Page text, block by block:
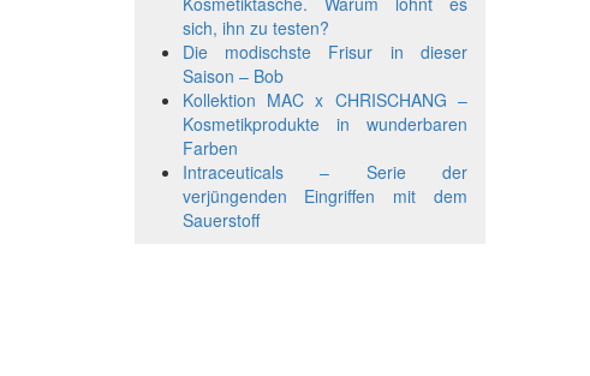
sich, ihn zu testen?
Die modischste Frisur in dieser
Saison – Bob
Kollektion MAC x CHRISCHANG –
Kosmetikprodukte in wunderbaren
Farben
Intraceuticals – Serie der
verjüngenden Eingriffen mit dem
Sauerstoff